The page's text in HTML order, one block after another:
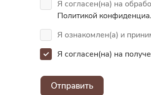
Я согласен(на) на
Политикой
Я ознакомлен(а) и
Я согласен(на) на
Отправить